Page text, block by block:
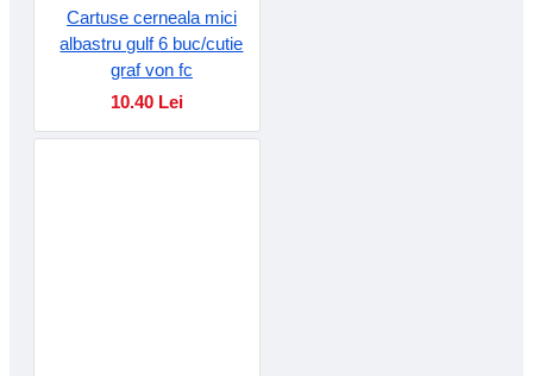
Cartuse cerneala mici
albastru gulf 6 buc/cutie
graf von fc
10.40 Lei